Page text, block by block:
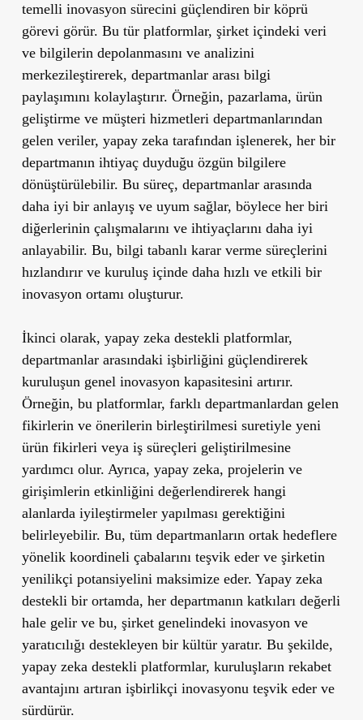
temelli inovasyon sürecini güçlendiren bir köprü
görevi görür. Bu tür platformlar, şirket içindeki veri
ve bilgilerin depolanmasını ve analizini
merkezileştirerek, departmanlar arası bilgi
paylaşımını kolaylaştırır. Örneğin, pazarlama, ürün
geliştirme ve müşteri hizmetleri departmanlarından
gelen veriler, yapay zeka tarafından işlenerek, her bir
departmanın ihtiyaç duyduğu özgün bilgilere
dönüştürülebilir. Bu süreç, departmanlar arasında
daha iyi bir anlayış ve uyum sağlar, böylece her biri
diğerlerinin çalışmalarını ve ihtiyaçlarını daha iyi
anlayabilir. Bu, bilgi tabanlı karar verme süreçlerini
hızlandırır ve kuruluş içinde daha hızlı ve etkili bir
inovasyon ortamı oluşturur.
İkinci olarak, yapay zeka destekli platformlar,
departmanlar arasındaki işbirliğini güçlendirerek
kuruluşun genel inovasyon kapasitesini artırır.
Örneğin, bu platformlar, farklı departmanlardan gelen
fikirlerin ve önerilerin birleştirilmesi suretiyle yeni
ürün fikirleri veya iş süreçleri geliştirilmesine
yardımcı olur. Ayrıca, yapay zeka, projelerin ve
girişimlerin etkinliğini değerlendirerek hangi
alanlarda iyileştirmeler yapılması gerektiğini
belirleyebilir. Bu, tüm departmanların ortak hedeflere
yönelik koordineli çabalarını teşvik eder ve şirketin
yenilikçi potansiyelini maksimize eder. Yapay zeka
destekli bir ortamda, her departmanın katkıları değerli
hale gelir ve bu, şirket genelindeki inovasyon ve
yaratıcılığı destekleyen bir kültür yaratır. Bu şekilde,
yapay zeka destekli platformlar, kuruluşların rekabet
avantajını artıran işbirlikçi inovasyonu teşvik eder ve
sürdürür.